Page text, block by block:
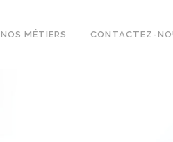
NOS MÉTIERS CONTACTEZ-